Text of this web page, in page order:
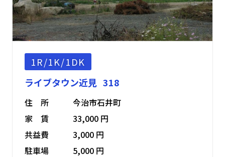
1R/1K/1DK
ライブタウン近見 318
住 所
今治市石井町
家 賃
33,000 円
共益費
3,000 円
駐車場
5,000 円